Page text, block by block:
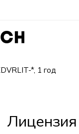
*, 1 год